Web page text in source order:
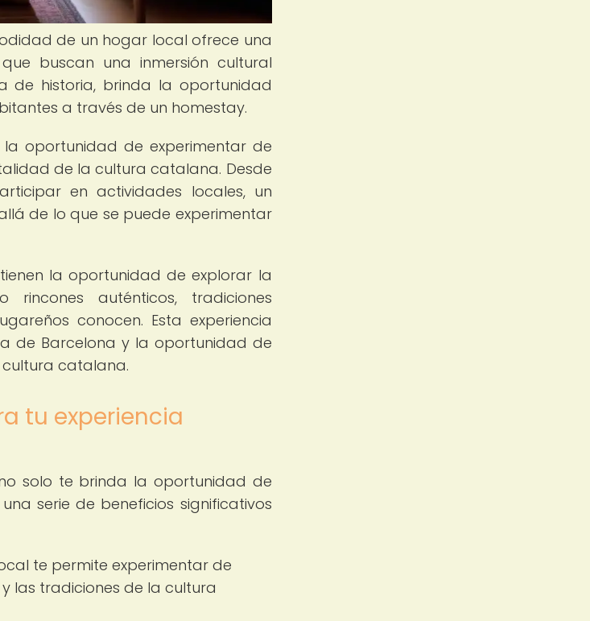
de un hogar local ofrece una
buscan una inmersión cultural
de historia, brinda la oportunidad
a través de un homestay.
la oportunidad de experimentar de
de la cultura catalana. Desde
en actividades locales, un
de lo que se puede experimentar
la oportunidad de explorar la
auténticos, tradiciones
conocen. Esta experiencia
de Barcelona y la oportunidad de
cultura catalana.
tu experiencia
solo te brinda la oportunidad de
serie de beneficios significativos
te permite experimentar de
las tradiciones de la cultura